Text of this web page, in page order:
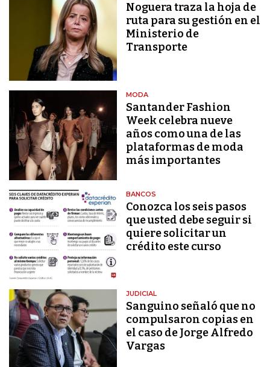
Noguera traza la hoja de
ruta para su gestión en el
Ministerio de
Transporte
MODA
Santander Fashion
Week celebra nueve
años como una de las
plataformas de moda
más importantes
BANCOS
Conozca los seis pasos
que usted debe seguir si
quiere solicitar un
crédito este curso
JUDICIAL
Sanguino señaló que no
compulsaron copias en
el caso de Jorge Alfredo
Vargas